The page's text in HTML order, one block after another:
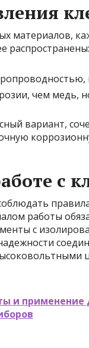
материалов,
распространены:
чем медь,
вариант,
с
работы
с
и применение